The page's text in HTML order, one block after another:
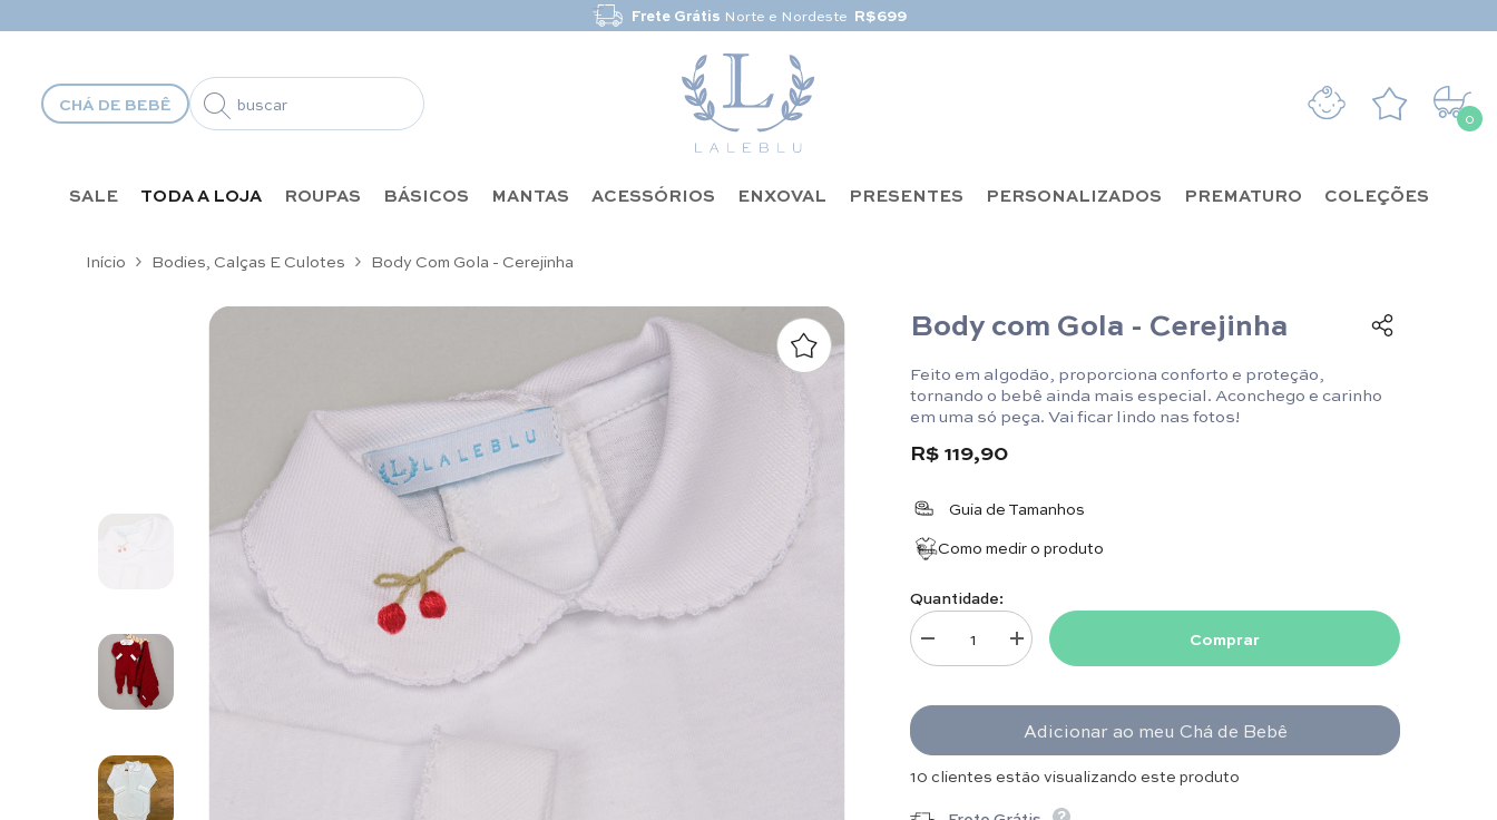
Frete Grátis Norte e Nordeste R$699
CHÁ DE BEBÊ
0
0
SALE TODA A LOJA ROUPAS BÁSICOS MANTAS ACESSÓRIOS ENXOVAL PRESENTES PERSONALIZADOS PREMATURO COLEÇÕES
Início Bodies, Calças E Culotes Body Com Gola - Cerejinha
Body com Gola - Cerejinha
Feito em algodão, proporciona conforto e proteção,
tornando o bebê ainda mais especial. Aconchego e carinho
em uma só peça. Vai ficar lindo nas fotos!
R$ 119,90
Guia de Tamanhos
Como medir o produto
Quantidade:
Diminuir quantidade para Body com Gola - Cerejinha
Aumentar quantidade para Body com Gola - Cerejinha
Comprar
Adicionar ao meu Chá de Bebê
16 clientes estão visualizando este produto